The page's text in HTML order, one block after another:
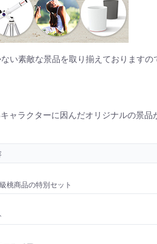
い素敵な景品を取り揃えておりますの
ャラクターに因んだオリジナルの景
桃商品の特別セット